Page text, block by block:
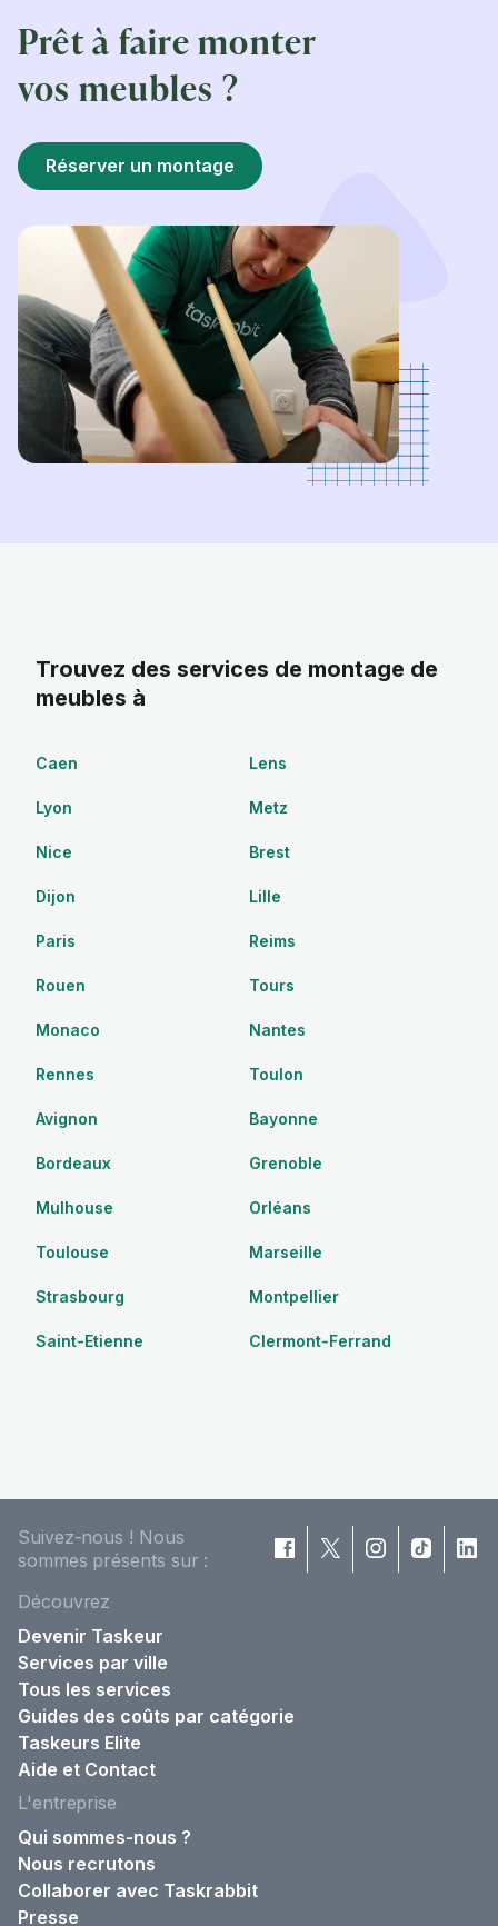
Prêt à faire monter
vos meubles ?
Réserver un montage
Trouvez des services de montage de
meubles à
Caen Lens
Lyon Metz
Nice Brest
Dijon Lille
Paris Reims
Rouen Tours
Monaco Nantes
Rennes Toulon
Avignon Bayonne
Bordeaux Grenoble
Mulhouse Orléans
Toulouse Marseille
Strasbourg Montpellier
Saint-Etienne Clermont-Ferrand
Suivez-nous ! Nous
sommes présents sur :
Découvrez
Devenir Taskeur
Services par ville
Tous les services
Guides des coûts par catégorie
Taskeurs Elite
Aide et Contact
L'entreprise
Qui sommes-nous ?
Nous recrutons
Collaborer avec Taskrabbit
Presse